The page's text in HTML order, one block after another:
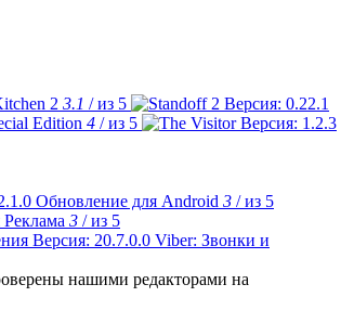
2 3.1 / из 5
Edition 4 / из 5
Обновление для Android 3 / из 5
3 / из 5
Viber: Звонки и
нашими редакторами на